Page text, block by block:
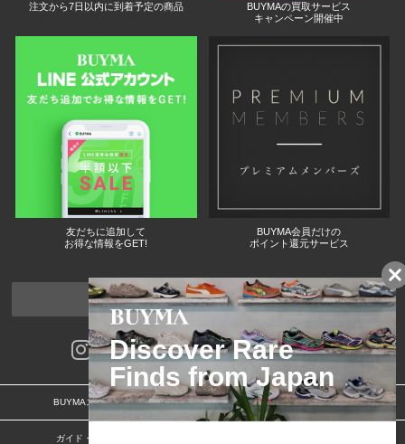
注文から7日以内に到着予定の商品
BUYMAの買取サービス
キャンペーン開催中
友だちに追加して
お得な情報をGET!
BUYMA会員だけの
ポイント還元サービス
ページトップへ
BUYMAスタートガイド 安心への取り組み
ガイド・お問い合わせ